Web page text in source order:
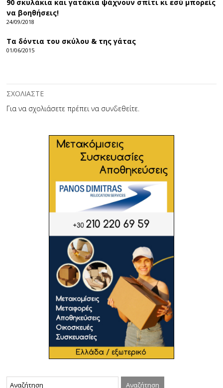
90 σκυλάκια και γατάκια ψάχνουν σπίτι κι εσύ μπορείς
να βοηθήσεις!
24/09/2018
Τα δόντια του σκύλου & της γάτας
01/06/2015
ΣΧΟΛΙΑΣΤΕ
Για να σχολιάσετε πρέπει να συνδεθείτε